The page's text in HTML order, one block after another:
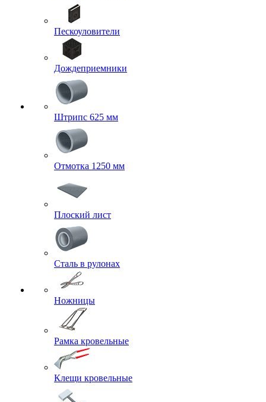
Пескоуловители
Дождеприемники
Штрипс 625 мм
Отмотка 1250 мм
Плоский лист
Сталь в рулонах
Ножницы
Рамка кровельные
Клещи кровельные